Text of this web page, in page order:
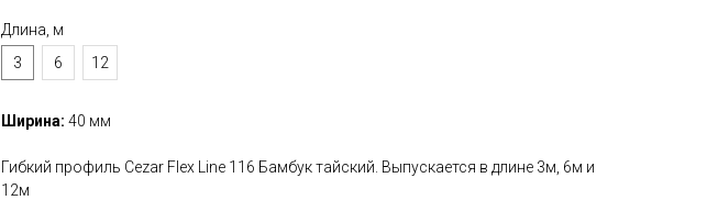
Длина, м
3
6 12
Ширина: 40 мм
Гибкий профиль Cezar Flex Line 116 Бамбук тайский. Выпускается в длине 3м, 6м и
12м